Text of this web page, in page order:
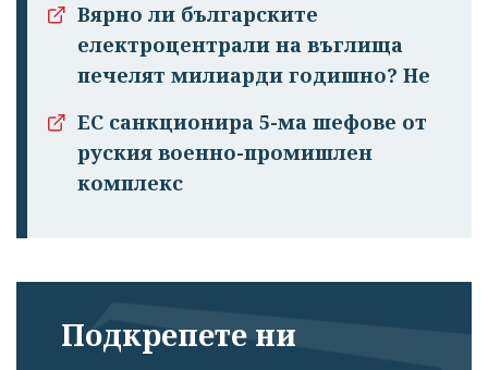
Вярно ли българските
електроцентрали на въглища
печелят милиарди годишно? Не
ЕС санкционира 5-ма шефове от
руския военно-промишлен
комплекс
Подкрепете ни